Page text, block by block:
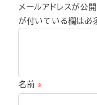
メールアドレスが公
が付いている欄は必
名前※